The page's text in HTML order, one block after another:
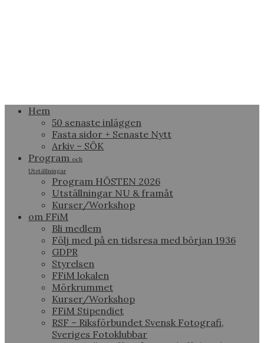
Hem
50 senaste inläggen
Fasta sidor + Senaste Nytt
Arkiv – SÖK
Program och
Utställningar
Program HÖSTEN 2026
Utställningar NU & framåt
Kurser/Workshop
om FFiM
Bli medlem
Följ med på en tidsresa med början 1936
GDPR
Styrelsen
FFiM lokalen
Mörkrummet
Kurser/Workshop
FFiM Stipendiet
RSF – Riksförbundet Svensk Fotografi,
Sveriges Fotoklubbar